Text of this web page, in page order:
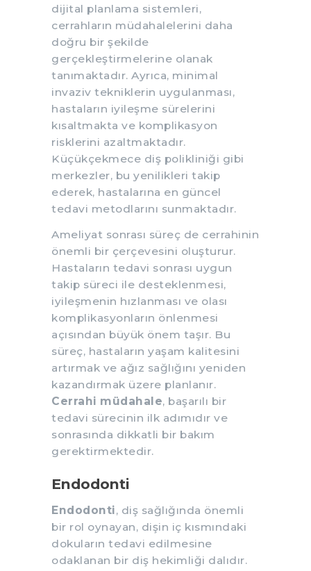
dijital planlama sistemleri,
cerrahların müdahalelerini daha
doğru bir şekilde
gerçekleştirmelerine olanak
tanımaktadır. Ayrıca, minimal
invaziv tekniklerin uygulanması,
hastaların iyileşme sürelerini
kısaltmakta ve komplikasyon
risklerini azaltmaktadır.
Küçükçekmece diş polikliniği gibi
merkezler, bu yenilikleri takip
ederek, hastalarına en güncel
tedavi metodlarını sunmaktadır.
Ameliyat sonrası süreç de cerrahinin
önemli bir çerçevesini oluşturur.
Hastaların tedavi sonrası uygun
takip süreci ile desteklenmesi,
iyileşmenin hızlanması ve olası
komplikasyonların önlenmesi
açısından büyük önem taşır. Bu
süreç, hastaların yaşam kalitesini
artırmak ve ağız sağlığını yeniden
kazandırmak üzere planlanır.
Cerrahi müdahale, başarılı bir
tedavi sürecinin ilk adımıdır ve
sonrasında dikkatli bir bakım
gerektirmektedir.
Endodonti
Endodonti, diş sağlığında önemli
bir rol oynayan, dişin iç kısmındaki
dokuların tedavi edilmesine
odaklanan bir diş hekimliği dalıdır.